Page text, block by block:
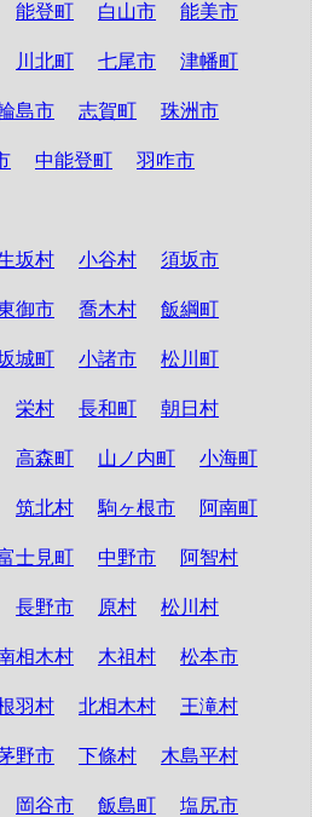
能登町 白山市 能美市
川北町 七尾市 津幡町
島市 志賀町 珠洲市
中能登町 羽咋市
坂村 小谷村 須坂市
御市 喬木村 飯綱町
城町 小諸市 松川町
栄村 長和町 朝日村
高森町 山ノ内町 小海町
筑北村 駒ヶ根市 阿南町
士見町 中野市 阿智村
長野市 原村 松川村
相木村 木祖村 松本市
羽村 北相木村 王滝村
野市 下條村 木島平村
岡谷市 飯島町 塩尻市